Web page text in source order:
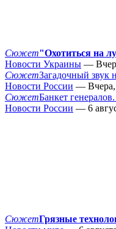
Сюжет"Охотиться на
Новости Украины —
СюжетЗагадочный звук
Новости России — Вчера,
СюжетБанкет
Новости России — 6
СюжетГрязные